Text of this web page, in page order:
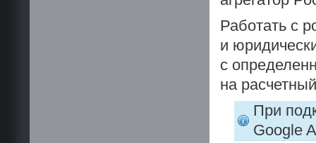
Работать с
и
с
на
При
Google